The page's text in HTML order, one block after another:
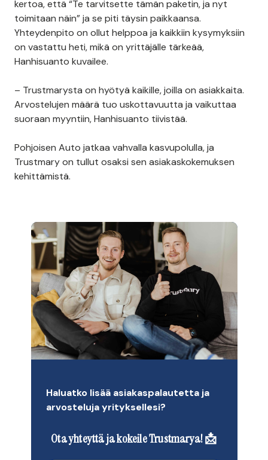
kertoa, että “Te tarvitsette tämän paketin, ja nyt
toimitaan näin” ja se piti täysin paikkaansa.
Yhteydenpito on ollut helppoa ja kaikkiin kysymyksiin
on vastattu heti, mikä on yrittäjälle tärkeää,
Hanhisuanto kuvailee.
– Trustmarysta on hyötyä kaikille, joilla on asiakkaita.
Arvostelujen määrä tuo uskottavuutta ja vaikuttaa
suoraan myyntiin, Hanhisuanto tiivistää.
Pohjoisen Auto jatkaa vahvalla kasvupolulla, ja
Trustmary on tullut osaksi sen asiakaskokemuksen
kehittämistä.
Haluatko lisää asiakaspalautetta ja
arvosteluja yrityksellesi?
Ota yhteyttä ja kokeile Trustmarya! 📩